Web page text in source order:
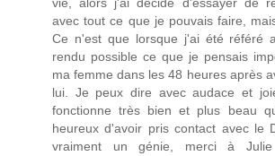
avec tout ce que je pouvais faire,
Ce n'est que lorsque j'ai été référé
rendu possible ce que je pensais
ma femme dans les 48 heures après
lui. Je peux dire avec audace et
fonctionne très bien et plus beau
heureux d'avoir pris contact avec le
vraiment un génie, merci à